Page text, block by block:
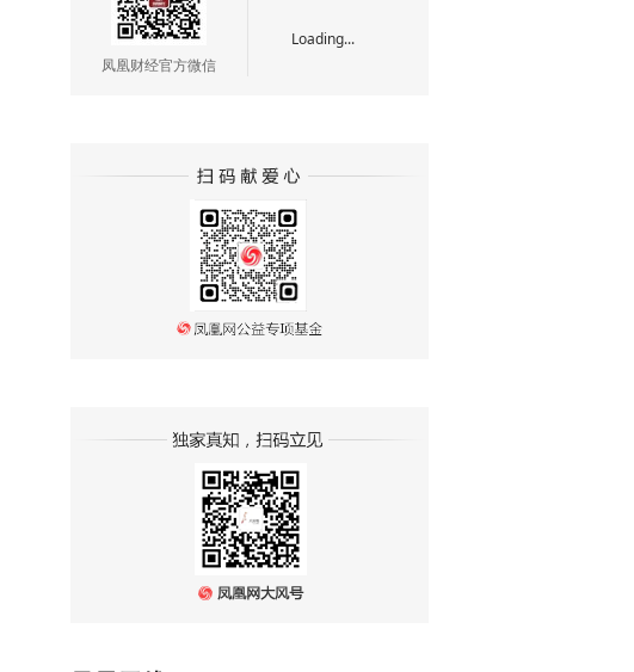
凤凰财经官方微信
Loading...